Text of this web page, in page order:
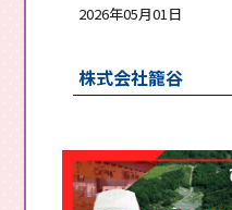
2026年05月01日
株式会社籠谷